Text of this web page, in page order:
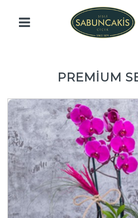
PREMİUM